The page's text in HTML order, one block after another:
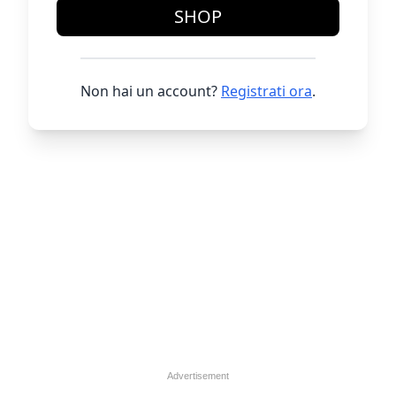
SHOP
Non hai un account? Registrati ora.